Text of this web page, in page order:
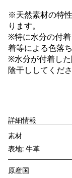
※天然素材の特
ります。
※特に水分の付
着等による色落
※水分が付着した
陰干ししてくださ
詳細情報
素材
表地: 牛革
原産国